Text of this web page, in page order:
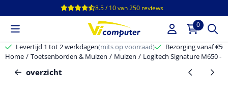
Cookievoorkeuren zijn beschikbaar. Kies instellingen of sta alle
8.5 / 10van250reviews
0
Levertijd 1 tot 2 werkdagen(mits op voorraad)
Bezorging vanaf
Home / Toetsenborden & Muizen / Muizen / Logitech Signature M650 -
overzicht